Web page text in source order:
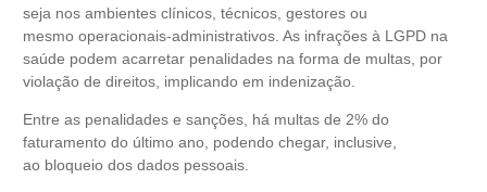
seja nos ambientes clínicos, técnicos, gestores ou
mesmo operacionais-administrativos. As infrações à LGPD na
saúde podem acarretar penalidades na forma de multas, por
violação de direitos, implicando em indenização.
Entre as penalidades e sanções, há multas de 2% do
faturamento do último ano, podendo chegar, inclusive,
ao bloqueio dos dados pessoais.